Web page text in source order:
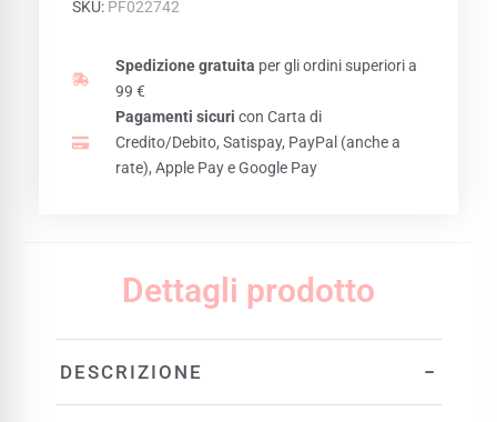
SKU: PF022742
Spedizione gratuita per gli ordini superiori a
99 €
Pagamenti sicuri con Carta di
Credito/Debito, Satispay, PayPal (anche a
rate), Apple Pay e Google Pay
Dettagli prodotto
DESCRIZIONE −